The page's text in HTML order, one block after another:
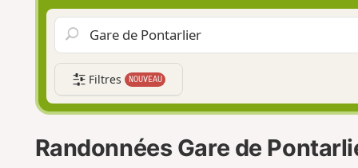
Filtres NOUVEAU
Randonnées Gare de